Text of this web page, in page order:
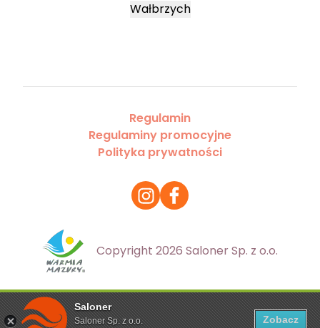
Saloner
Saloner Sp. z o.o. Zobacz
Ta strona korzysta z plików cookies. Aby dowiedzieć się
Wałbrzych
Regulamin
Regulaminy promocyjne
Polityka prywatności
Copyright 2026 Saloner Sp. z o.o.